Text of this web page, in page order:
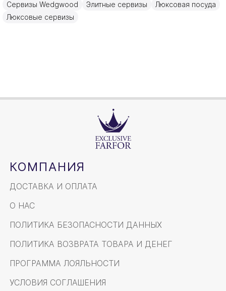
Материал
Золото, Изысканный
Сервизы Wedgwood Элитные сервизы
Люксовая посуда
Люксовые сервизы
КОМПАНИЯ
ДОСТАВКА И ОПЛАТА
О НАС
ПОЛИТИКА БЕЗОПАСНОСТИ ДАННЫХ
ПОЛИТИКА ВОЗВРАТА ТОВАРА И ДЕНЕГ
ПРОГРАММА ЛОЯЛЬНОСТИ
УСЛОВИЯ СОГЛАШЕНИЯ